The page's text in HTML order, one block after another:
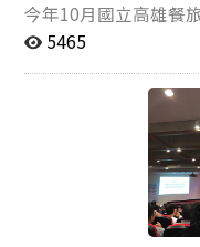
今年10月國立高雄餐
落觀光餐旅創意競賽
用線上數位方式進行
https://
賽獎金 第一名：獎金
第三名：獎金$10,000 元 ????競賽時程 報名及
日：111年10月18日
25日(二) 線上決賽評選
5465